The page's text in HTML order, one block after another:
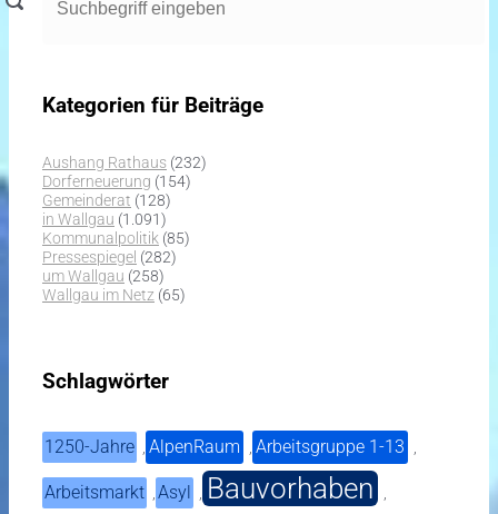
Kategorien für Beiträge
Aushang Rathaus (232)
Dorferneuerung (154)
Gemeinderat (128)
in Wallgau (1.091)
Kommunalpolitik (85)
Pressespiegel (282)
um Wallgau (258)
Wallgau im Netz (65)
Schlagwörter
1250-Jahre , AlpenRaum , Arbeitsgruppe 1-13 ,
Arbeitsmarkt ,Asyl , Bauvorhaben ,